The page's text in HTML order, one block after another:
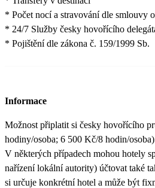
* Počet nocí a stravování dle smlouvy
* 24/7 Služby česky hovořícího
* Pojištění dle zákona č. 159/1999 Sb.
Informace
Možnost připlatit si česky hovořícího
hodiny/osoba; 6 500 Kč/8 hodin/
V některých případech mohou hotely
nařízení lokální autority) účtovat také
si určuje konkrétní hotel a může být